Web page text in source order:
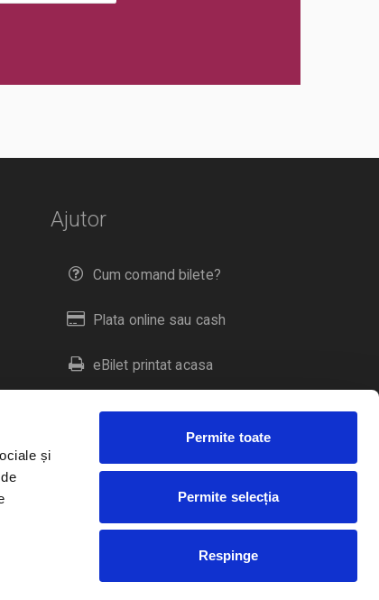
și
Permite toate
Permite selecția
Respinge
Ajutor
Cum comand bilete?
Plata online sau cash
eBilet printat acasa
Livrare prin curier
Duplicare bilete